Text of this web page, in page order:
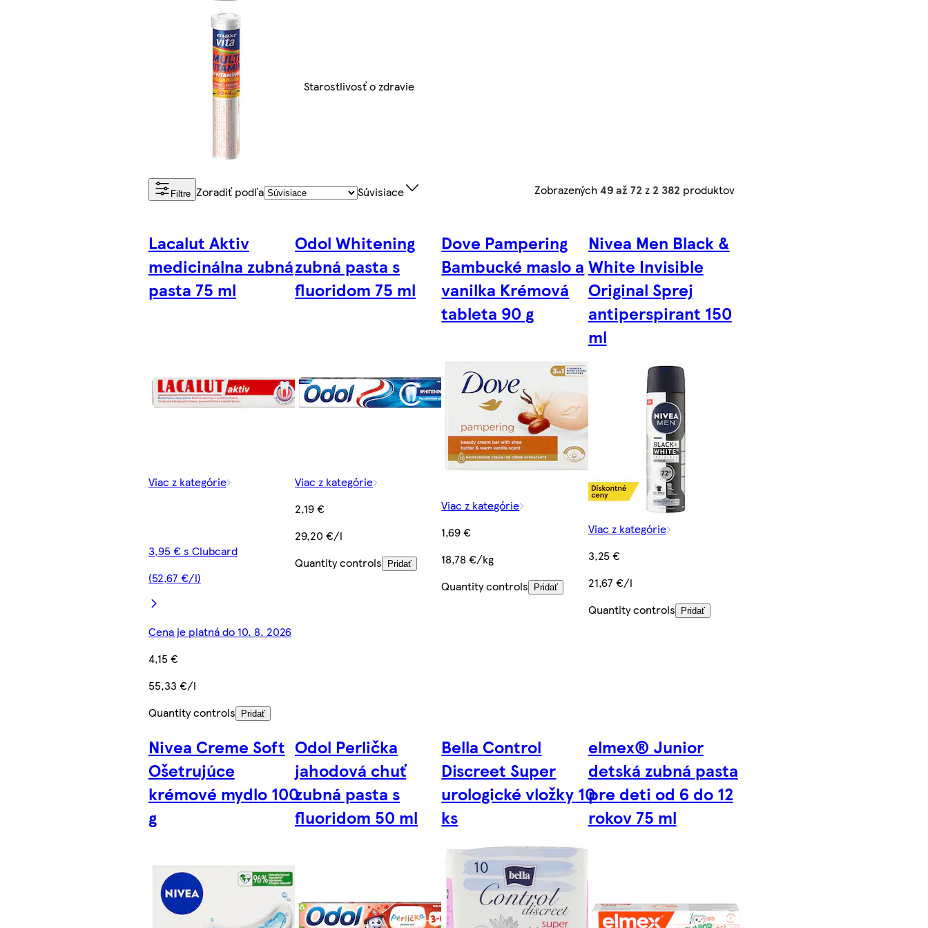
Starostlivosť o zdravie
Filtre Zoradiť podľa Súvisiace Zobrazených49 až 72 z 2 382 produktov
Lacalut Aktiv
medicinálna zubná
pasta 75 ml
Viac z kategórie
3,95 € s Clubcard
(52,67 €/l)
Cena je platná do 10. 8. 2026
4,15 €
55,33 €/l
Quantity controls
Pridať
Odol Whitening
zubná pasta s
fluoridom 75 ml
Viac z kategórie
2,19 €
29,20 €/l
Quantity controls
Pridať
Dove Pampering
Bambucké maslo a
vanilka Krémová
tableta 90 g
Viac z kategórie
1,69 €
18,78 €/kg
Quantity controls
Pridať
Nivea Men Black &
White Invisible
Original Sprej
antiperspirant 150
ml
Viac z kategórie
3,25 €
21,67 €/l
Quantity controls
Pridať
Nivea Creme Soft
Ošetrujúce
krémové mydlo 100
g
Odol Perlička
jahodová chuť
zubná pasta s
fluoridom 50 ml
Bella Control
Discreet Super
urologické vložky 10
ks
elmex® Junior
detská zubná pasta
pre deti od 6 do 12
rokov 75 ml